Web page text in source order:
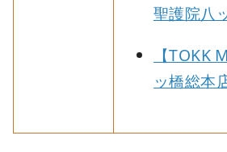
聖護院八
【TOKK
ッ橋総本